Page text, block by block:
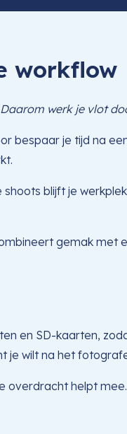
workflow
werk je vlot
bespaar je tijd na
blijft je
gemak
en SD-kaarten,
je wilt na het
overdracht helpt